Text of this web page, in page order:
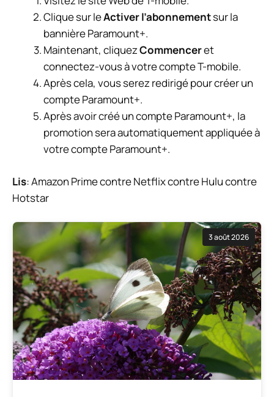
Clique sur leActiver l’abonnementsur la
bannière Paramount+.
Maintenant, cliquezCommenceret
connectez-vous à votre compte T-mobile.
Après cela, vous serez redirigé pour créer un
compte Paramount+.
Après avoir créé un compte Paramount+, la
promotion sera automatiquement appliquée à
votre compte Paramount+.
Lis: Amazon Prime contre Netflix contre Hulu contre
Hotstar
3 août 2026